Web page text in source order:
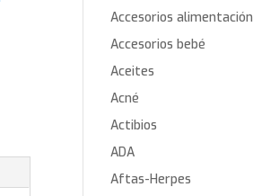
Accesorios alimentación
Accesorios bebé
Aceites
Acné
Actibios
ADA
Aftas-Herpes